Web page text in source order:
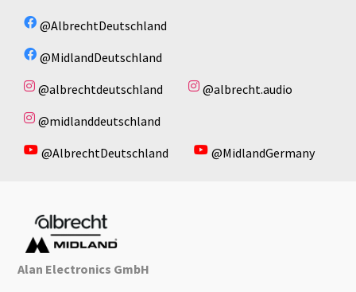
@AlbrechtDeutschland
@MidlandDeutschland
@albrechtdeutschland
@albrecht.audio
@midlanddeutschland
@AlbrechtDeutschland
@MidlandGermany
Alan Electronics GmbH